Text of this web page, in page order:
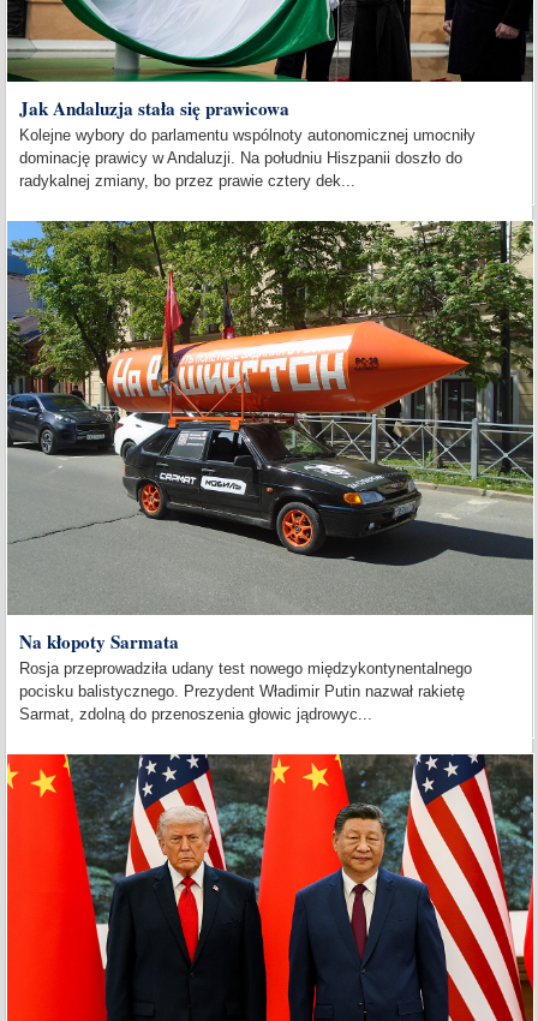
Jak Andaluzja stała się prawicowa
Kolejne wybory do parlamentu wspólnoty autonomicznej umocniły
dominację prawicy w Andaluzji. Na południu Hiszpanii doszło do
radykalnej zmiany, bo przez prawie cztery dek...
Na kłopoty Sarmata
Rosja przeprowadziła udany test nowego międzykontynentalnego
pocisku balistycznego. Prezydent Władimir Putin nazwał rakietę
Sarmat, zdolną do przenoszenia głowic jądrowyc...